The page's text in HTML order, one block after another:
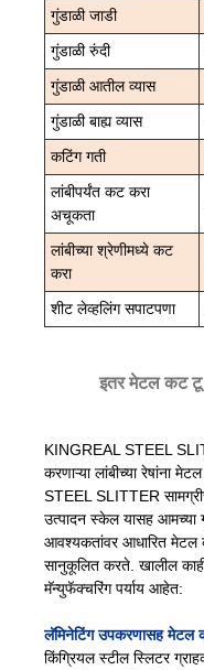
गुंडाळी जाडी
गुंडाळी रुंदी
गुंडाळी आतील व्यास
गुंडाळी बाह्य व्यास
कटिंग गती
लांबीपर्यंत कट करा
अचूकता
लांबीच्या श्रेणीमध्ये कट
करा
शीट लेव्हलिंग सपाटपणा
इतर मेटल कट टू
KINGREAL STEEL
करणाऱ्या लांबीच्या रेषांना
STEEL SLITTER
उत्पादन स्केल यासह आमच्या
आवश्यकतांवर आधारित मेटल
सानुकूलित करते. खालील
मॅन्युफॅक्चरिंग पर्याय आहेत:
लॅमिनेटिंग उपकरणासह मेटल
किंग्रियल स्टील स्लिटर